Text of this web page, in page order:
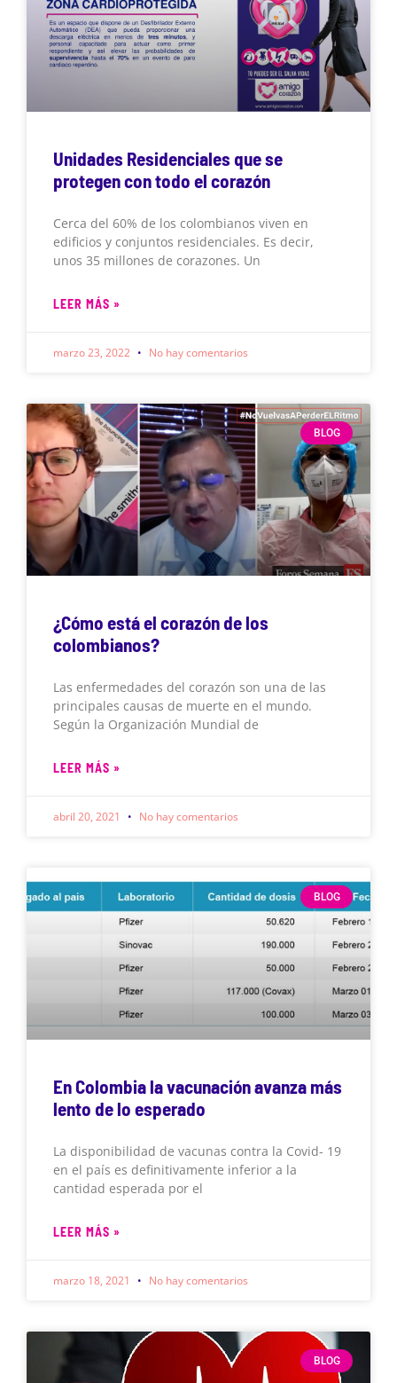
Unidades Residenciales que se
protegen con todo el corazón
Cerca del 60% de los colombianos viven en
edificios y conjuntos residenciales. Es decir,
unos 35 millones de corazones. Un
LEER MÁS »
marzo 23, 2022 No hay comentarios
BLOG
¿Cómo está el corazón de los
colombianos?
Las enfermedades del corazón son una de las
principales causas de muerte en el mundo.
Según la Organización Mundial de
LEER MÁS »
abril 20, 2021 No hay comentarios
BLOG
En Colombia la vacunación avanza más
lento de lo esperado
La disponibilidad de vacunas contra la Covid- 19
en el país es definitivamente inferior a la
cantidad esperada por el
LEER MÁS »
marzo 18, 2021 No hay comentarios
BLOG